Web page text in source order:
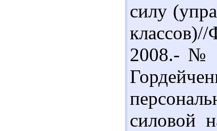
силу
классов)//
2008.- №
силовой